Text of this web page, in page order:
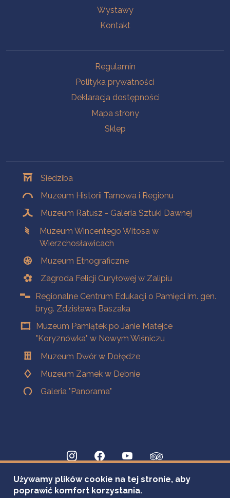
Wystawy
Kontakt
Regulamin
Polityka prywatności
Deklaracja dostępności
Mapa strony
Sklep
Siedziba
Muzeum Historii Tarnowa i Regionu
Muzeum Ratusz - Galeria Sztuki Dawnej
Muzeum Wincentego Witosa w
Wierzchosławicach
Muzeum Etnograficzne
Zagroda Felicji Curyłowej w Zalipiu
Regionalne Centrum Edukacji o Pamięci im. gen.
bryg. Zdzisława Baszaka
Muzeum Pamiątek po Janie Matejce
"Koryznówka" w Nowym Wiśniczu
Muzeum Dwór w Dołędze
Muzeum Zamek w Dębnie
Galeria "Panorama"
Używamy plików cookie na tej stronie, aby
poprawić komfort korzystania.